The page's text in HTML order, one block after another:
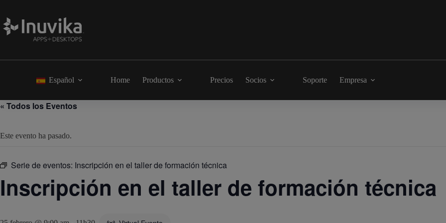
Español Home Productos Precios Socios Soporte Empresa
« Todos los Eventos
Este evento ha pasado.
Serie de eventos: Inscripción en el taller de formación técnica
Inscripción en el taller de formación técnica